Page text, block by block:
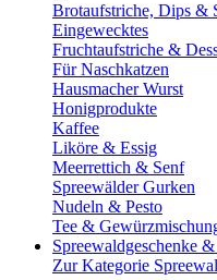
Brotaufstriche, Dips &
Eingewecktes
Fruchtaufstriche &
Für Naschkatzen
Hausmacher Wurst
Honigprodukte
Kaffee
Liköre & Essig
Meerrettich & Senf
Spreewälder Gurken
Nudeln & Pesto
Tee &
Spreewaldgeschenke
Zur Kategorie